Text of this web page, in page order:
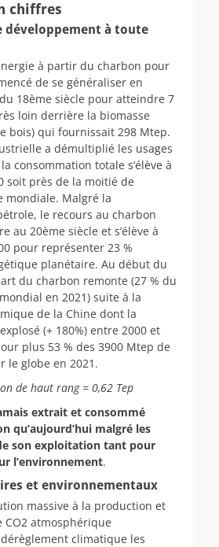
chiffres
développement à toute
à partir du charbon pour
de se généraliser en
18ème siècle pour atteindre 7
loin derrière la biomasse
bois) qui fournissait 298 Mtep.
a démultiplié les usages
consommation totale s’élève à
soit près de la moitié de
mondiale. Malgré la
le recours au charbon
au 20ème siècle et s’élève à
pour représenter 23 %
planétaire. Au début du
du charbon remonte (27 % du
en 2021) suite à la
de la Chine dont la
(+ 180%) entre 2000 et
plus 53 % des 3900 Mtep de
le globe en 2021.
de haut rang = 0,62 Tep
extrait et consommé
qu’aujourd’hui malgré les
son exploitation tant pour
l’environnement.
et environnementaux
massive à la production et
CO2 atmosphérique
climatique les